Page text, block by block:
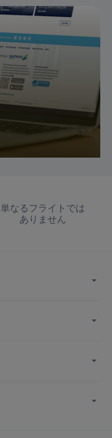
単なるフライトでは
ありません